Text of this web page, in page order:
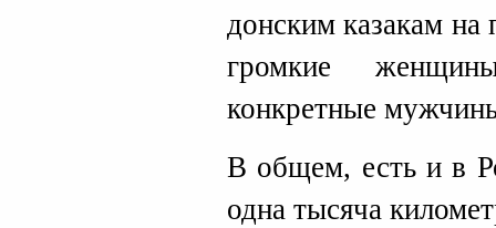
донским казакам на
громкие
конкретные
В общем, есть и в
одна тысяча